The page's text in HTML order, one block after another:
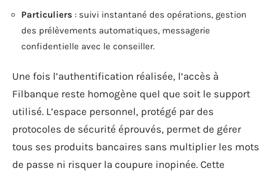
Particuliers : suivi instantané des opérations, gestion
des prélèvements automatiques, messagerie
confidentielle avec le conseiller.
Une fois l’authentification réalisée, l’accès à
Filbanque reste homogène quel que soit le support
utilisé. L’espace personnel, protégé par des
protocoles de sécurité éprouvés, permet de gérer
tous ses produits bancaires sans multiplier les mots
de passe ni risquer la coupure inopinée. Cette